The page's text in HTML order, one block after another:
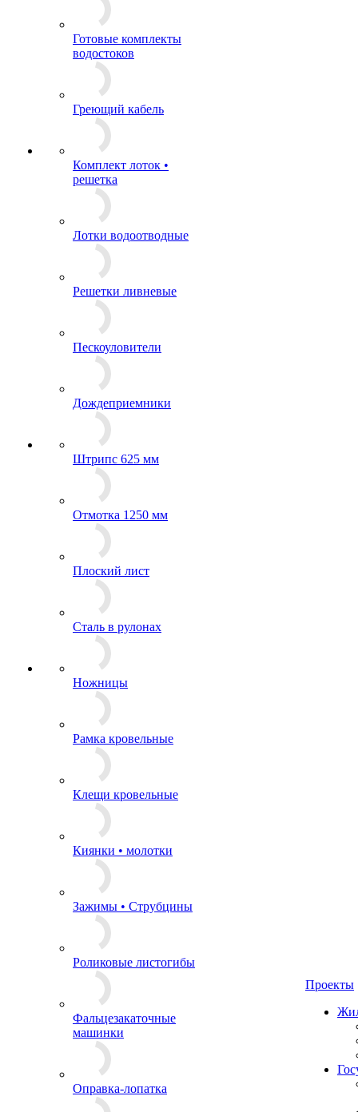
Готовые комплекты
водостоков
Греющий кабель
Комплект лоток •
решетка
Лотки водоотводные
Решетки ливневые
Пескоуловители
Дождеприемники
Штрипс 625 мм
Отмотка 1250 мм
Плоский лист
Сталь в рулонах
Ножницы
Рамка кровельные
Клещи кровельные
Киянки • молотки
Зажимы • Струбцины
Роликовые листогибы
Фальцезакаточные
машинки
Оправка-лопатка
Проекты